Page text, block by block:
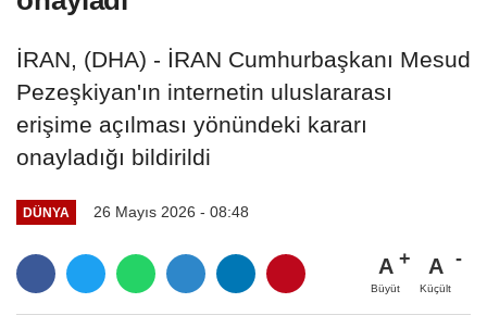
İRAN, (DHA) - İRAN Cumhurbaşkanı Mesud
Pezeşkiyan'ın internetin uluslararası
erişime açılması yönündeki kararı
onayladığı bildirildi
DÜNYA 26 Mayıs 2026 - 08:48
A
Büyüt
A
Küçült